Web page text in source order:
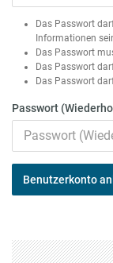
Das Passwort
Informationen
Das Passwort
Das Passwort
Das Passwort
Passwort
Benutzerkonto